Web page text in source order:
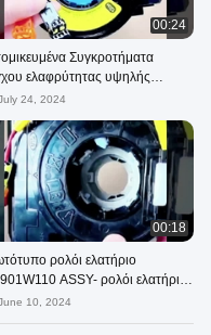
00:24
Συγκροτήματα
ελαφρύτητας υψηλής
αυτοκινητοβιομηχανικών
24, 2024
00:18
ρολόι ελατήριο
ASSY- ρολόι ελατήριο
Rio HYUNDAI Sonata
10, 2024